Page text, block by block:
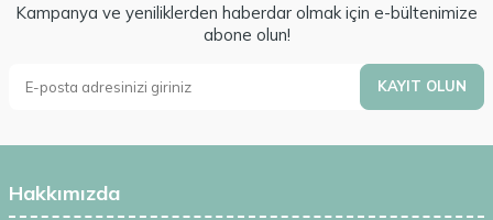
Kampanya ve yeniliklerden haberdar olmak için e-bültenimize
abone olun!
KAYIT OLUN
Hakkımızda